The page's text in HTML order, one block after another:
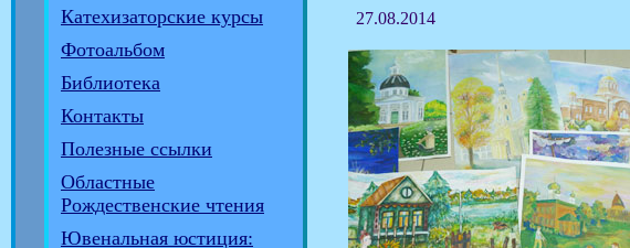
Катехизаторские курсы
Фотоальбом
Библиотека
Контакты
Полезные ссылки
Областные
Рождественские чтения
Ювенальная юстиция:
27.08.2014